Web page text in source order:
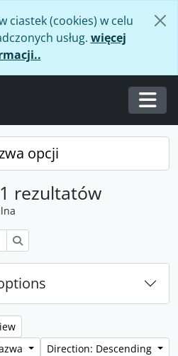
ciastek (cookies) w celu
usług. więcej
opcji
rezultatów
Direction: Descending